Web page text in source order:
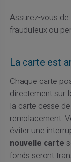
Assurez-vous
frauduleux ou
La carte est
Chaque carte
directement sur
la carte cesse
remplacement.
éviter une
nouvelle carte
fonds seront